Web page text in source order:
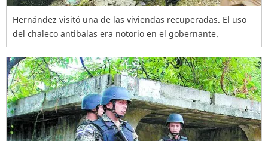
Hernández visitó una de las viviendas recuperadas. El uso
del chaleco antibalas era notorio en el gobernante.